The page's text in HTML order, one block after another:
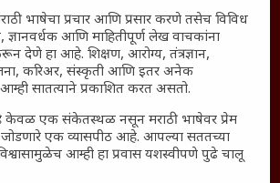
उपाय – घरच्या घरी मिळवा प्राथमिक
पिढी कुठे हरवली?
महत्त्व : स्वराज्याच्या वैभवशाली इतिहासाचे
आणि हरवत चाललेली संवेदनशीलता : आजच्या
काय चाललंय?
भाषेचा प्रचार आणि प्रसार करणे तसेच विविध
ज्ञानवर्धक आणि माहितीपूर्ण लेख वाचकांना
देणे हा आहे. शिक्षण, आरोग्य, तंत्रज्ञान,
करिअर, संस्कृती आणि इतर अनेक
आम्ही सातत्याने प्रकाशित करत असतो.
केवळ एक संकेतस्थळ नसून मराठी भाषेवर प्रेम
जोडणारे एक व्यासपीठ आहे. आपल्या सततच्या
आम्ही हा प्रवास यशस्वीपणे पुढे चालू